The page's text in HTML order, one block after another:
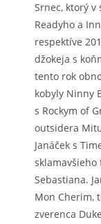
Srnec, ktorý v
Readyho a
respektíve
džokeja s
tento rok
kobyly Ninny
s Rockym of
outsidera
Janáček s
sklamavšieho
Sebastiana.
Mon Cherim,
zverenca